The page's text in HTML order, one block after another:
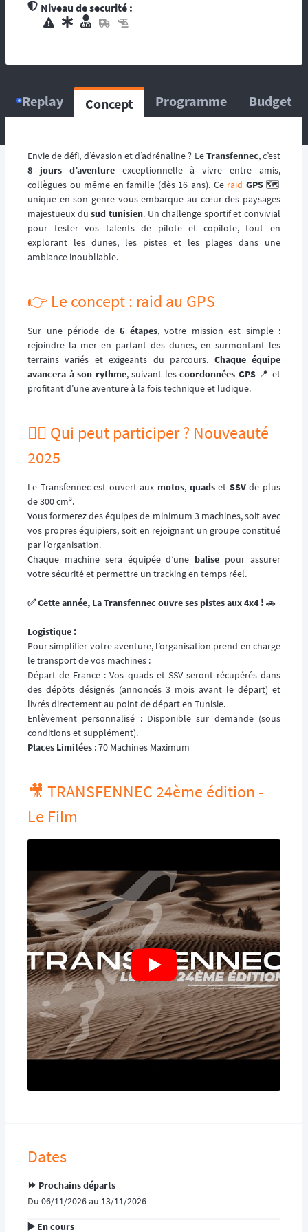
Niveau de securité :
contacts d’assistance médicale locale.
L’organisation dispose de médecin(s), et
course. La balise satellitaire est fortement
survenir en dehors du tracé, ou les égarés.
L’organisation dispose d’au moins une
médicales qui se répartissent sur le circuit,
ou suivent la progression de la course.
L’organisation dispose d’hélicoptère(s),
d’ambulance, d’équipes médicales à poste
ainsi que des médecins et équipes médicales
qui se répartissent sur le circuit, ou suivent la
progression de la course.
Replay Concept Programme Budget
Envie de défi, d’évasion et d’adrénaline ? LeTransfennec, c’est
8 jours d’aventureexceptionnelle à vivre entre amis,
collègues ou même en famille (dès 16 ans). Ce raid GPS🗺️
unique en son genre vous embarque au cœur des paysages
majestueux dusud tunisien. Un challenge sportif et convivial
pour tester vos talents de pilote et copilote, tout en
explorant les dunes, les pistes et les plages dans une
ambiance inoubliable.
👉️ Le concept : raid au GPS
Sur une période de 6 étapes, votre mission est simple :
rejoindre la mer en partant des dunes, en surmontant les
terrains variés et exigeants du parcours. Chaque équipe
avancera à son rythme, suivant les coordonnées GPS📍 et
profitant d’une aventure à la fois technique et ludique.
🙋‍♂️ Qui peut participer ? Nouveauté
2025
Le Transfennec est ouvert aux motos, quadset SSVde plus
de 300 cm³.
Vous formerez des équipes de minimum 3 machines, soit avec
vos propres équipiers, soit en rejoignant un groupe constitué
par l’organisation.
Chaque machine sera équipée d’une balise pour assurer
votre sécurité et permettre un tracking en temps réel.
✅ Cette année, La Transfennec ouvre ses pistes aux 4x4 ! 🚗
Logistique :
Pour simplifier votre aventure, l’organisation prend en charge
le transport de vos machines :
Départ de France : Vos quads et SSV seront récupérés dans
des dépôts désignés (annoncés 3 mois avant le départ) et
livrés directement au point de départ en Tunisie.
Enlèvement personnalisé : Disponible sur demande (sous
conditions et supplément).
Places Limitées : 70 Machines Maximum
🎥 TRANSFENNEC 24ème édition -
Le Film
Dates
⏩️ Prochains départs
Du 06/11/2026 au 13/11/2026
▶️ En cours